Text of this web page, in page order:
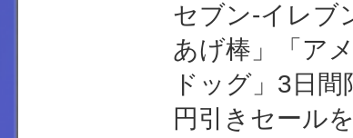
セブン‐イレブ
あげ棒」「ア
ドッグ」3日間
円引きセール